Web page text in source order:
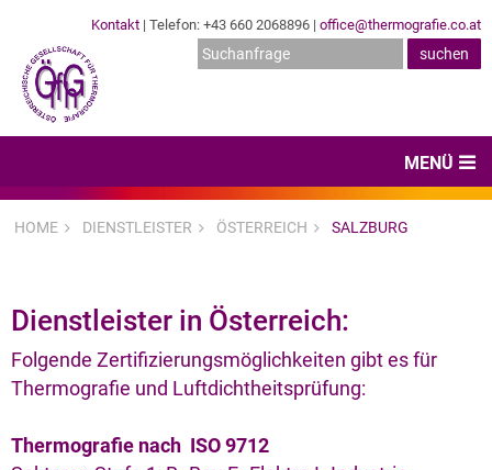
Kontakt | Telefon: +43 660 2068896 | office@thermografie.co.at
MENÜ
Zertifizierungen
Dienstleister
Hard- & Software
Expertenwissen & Normen
HOME DIENSTLEISTER ÖSTERREICH SALZBURG
Dienstleister in Österreich:
Folgende Zertifizierungsmöglichkeiten gibt es für
Thermografie und Luftdichtheitsprüfung:
Thermografie nach ISO 9712